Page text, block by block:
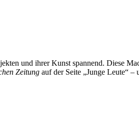
und ihrer Kunst spannend. Diese
Zeitung auf der Seite „Junge Leute“ –